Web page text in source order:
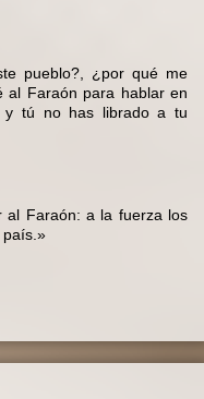
pueblo?, ¿por qué me
al Faraón para hablar en
y tú no has librado a tu
al Faraón: a la fuerza los
país.»